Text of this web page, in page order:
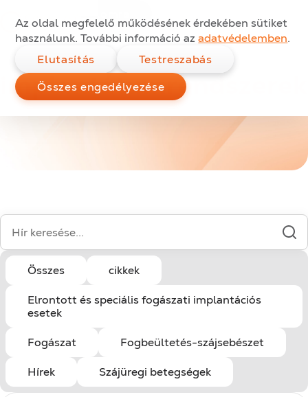
Az oldal megfelelő működésének érdekében sütiket
használunk. További információ azadatvédelemben.
Elutasítás
Testreszabás
Összes engedélyezése
implantátumrendszerek
Search for:
Összes cikkek
Elrontott és speciális fogászati implantációs
esetek
Fogászat Fogbeültetés-szájsebészet
Hírek Szájüregi betegségek